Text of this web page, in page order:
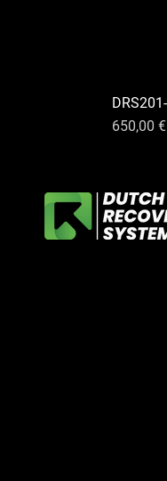
Preis
650,00 €